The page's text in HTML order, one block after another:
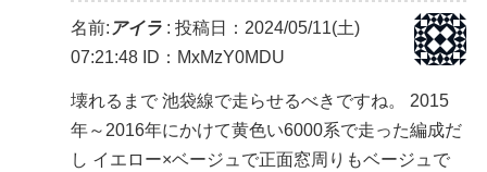
名前: アイラ : 投稿日：2024/05/11(土)
07:21:48 ID：MxMzY0MDU
壊れるまで 池袋線で走らせるべきですね。 2015
年～2016年にかけて黄色い6000系で走った編成だ
し イエロー×ベージュで正面窓周りもベージュで